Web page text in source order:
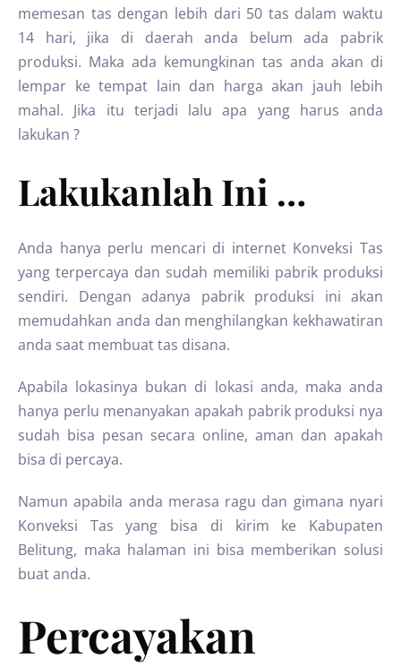
memesan tas dengan lebih dari 50 tas dalam waktu
14 hari, jika di daerah anda belum ada pabrik
produksi. Maka ada kemungkinan tas anda akan di
lempar ke tempat lain dan harga akan jauh lebih
mahal. Jika itu terjadi lalu apa yang harus anda
lakukan ?
Lakukanlah Ini …
Anda hanya perlu mencari di internet Konveksi Tas
yang terpercaya dan sudah memiliki pabrik produksi
sendiri. Dengan adanya pabrik produksi ini akan
memudahkan anda dan menghilangkan kekhawatiran
anda saat membuat tas disana.
Apabila lokasinya bukan di lokasi anda, maka anda
hanya perlu menanyakan apakah pabrik produksi nya
sudah bisa pesan secara online, aman dan apakah
bisa di percaya.
Namun apabila anda merasa ragu dan gimana nyari
Konveksi Tas yang bisa di kirim ke Kabupaten
Belitung, maka halaman ini bisa memberikan solusi
buat anda.
Percayakan